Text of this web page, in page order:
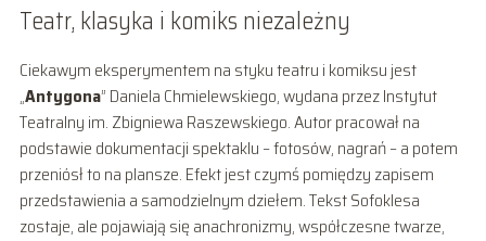
Teatr, klasyka i komiks niezależny
Ciekawym eksperymentem na styku teatru i komiksu jest
„Antygona” Daniela Chmielewskiego, wydana przez Instytut
Teatralny im. Zbigniewa Raszewskiego. Autor pracował na
podstawie dokumentacji spektaklu – fotosów, nagrań – a potem
przeniósł to na plansze. Efekt jest czymś pomiędzy zapisem
przedstawienia a samodzielnym dziełem. Tekst Sofoklesa
zostaje, ale pojawiają się anachronizmy, współczesne twarze,